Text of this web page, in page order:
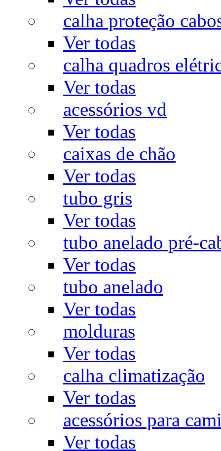
calha proteção
Ver todas
calha quadros
Ver todas
acessórios vd
Ver todas
caixas de chão
Ver todas
tubo gris
Ver todas
tubo anelado pré-
Ver todas
tubo anelado
Ver todas
molduras
Ver todas
calha climatização
Ver todas
acessórios para
Ver todas